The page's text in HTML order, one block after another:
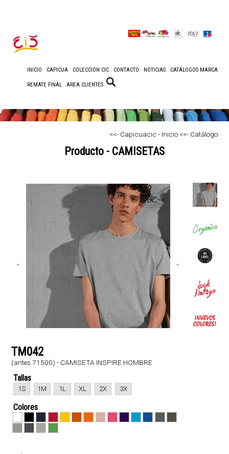
INICIO CAPICUA COLECCIÓN CIC CONTACTO NOTICIAS CATÁLOGOS MARCA
REMATE FINAL AREA CLIENTES
<<- Capicuacic - Inicio<<- Catálogo
Producto - CAMISETAS
TM042
(antes 71500) - CAMISETA INSPIRE HOMBRE
Tallas
1S 1M 1L XL 2X 3X
Colores